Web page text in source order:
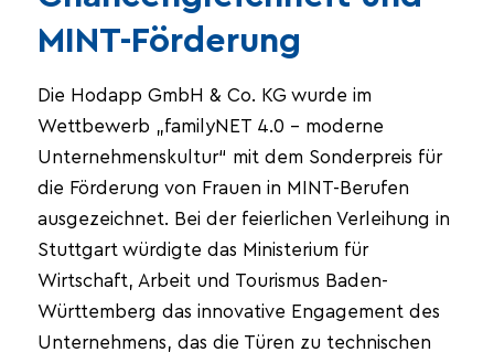
MINT-Förderung
Die Hodapp GmbH & Co. KG wurde im
Wettbewerb „familyNET 4.0 – moderne
Unternehmenskultur“ mit dem Sonderpreis für
die Förderung von Frauen in MINT-Berufen
ausgezeichnet. Bei der feierlichen Verleihung in
Stuttgart würdigte das Ministerium für
Wirtschaft, Arbeit und Tourismus Baden-
Württemberg das innovative Engagement des
Unternehmens, das die Türen zu technischen